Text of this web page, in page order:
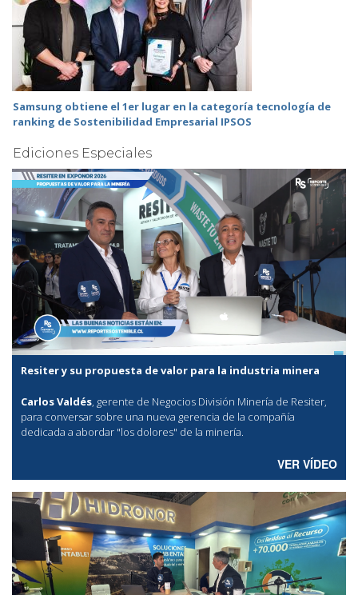
Samsung obtiene el 1er lugar en la categoría tecnología de
ranking de Sostenibilidad Empresarial IPSOS
Ediciones Especiales
Resiter y su propuesta de valor para la industria minera
Carlos Valdés, gerente de Negocios División Minería de Resiter,
para conversar sobre una nueva gerencia de la compañía
dedicada a abordar "los dolores" de la minería.
VER VÍDEO